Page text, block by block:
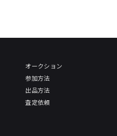
オークション
参加方法
出品方法
査定依頼